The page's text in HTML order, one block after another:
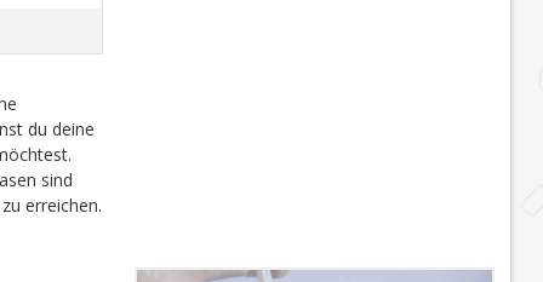
du deine
sind
erreichen.